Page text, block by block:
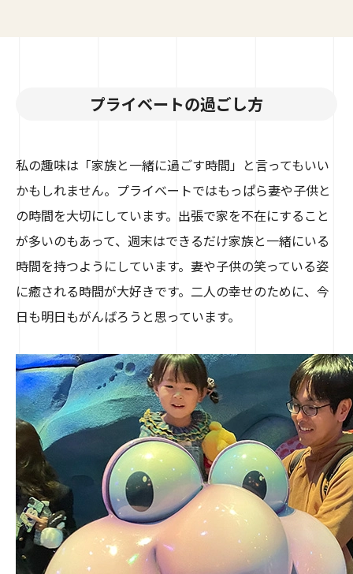
プライベートの過ごし方
私の趣味は「家族と一緒に過ごす時間」と言ってもいい
かもしれません。プライベートではもっぱら妻や子供と
の時間を大切にしています。出張で家を不在にすること
が多いのもあって、週末はできるだけ家族と一緒にいる
時間を持つようにしています。妻や子供の笑っている姿
に癒される時間が大好きです。二人の幸せのために、今
日も明日もがんばろうと思っています。